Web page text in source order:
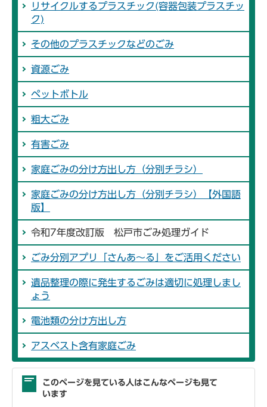
リサイクルするプラスチック(容器包装プラスチッ
ク)
その他のプラスチックなどのごみ
資源ごみ
ペットボトル
粗大ごみ
有害ごみ
家庭ごみの分け方出し方（分別チラシ）
家庭ごみの分け方出し方（分別チラシ）【外国語
版】
令和7年度改訂版 松戸市ごみ処理ガイド
ごみ分別アプリ「さんあ～る」をご活用ください
遺品整理の際に発生するごみは適切に処理しまし
ょう
電池類の分け方出し方
アスベスト含有家庭ごみ
このページを見ている人はこんなページも見て
います